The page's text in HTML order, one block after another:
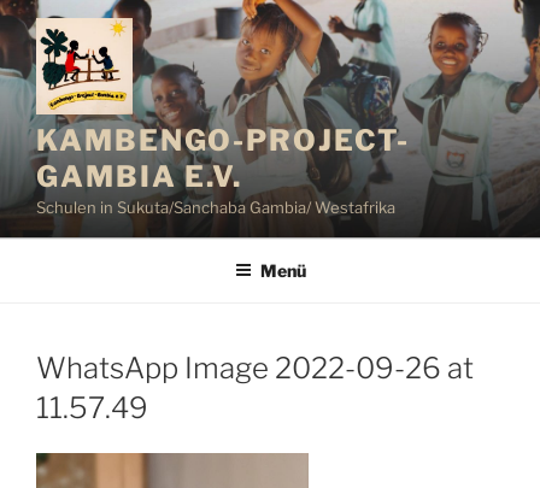
Zum
Inhalt
springen
KAMBENGO-PROJECT-
GAMBIA E.V.
Schulen in Sukuta/Sanchaba Gambia/ Westafrika
Menü
WhatsApp Image 2022-09-26 at
11.57.49